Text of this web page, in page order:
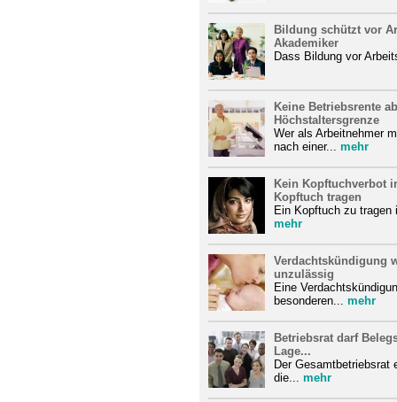
Bildung schützt vor
Akademiker
Dass Bildung vor
Keine Betriebsrente
Höchstaltersgrenze
Wer als Arbeitnehmer
nach einer... mehr
Kein Kopftuchverbot
Kopftuch tragen
Ein Kopftuch zu
mehr
Verdachtskündigung
unzulässig
Eine
besonderen... mehr
Betriebsrat darf
Lage...
Der Gesamtbetriebsrat
die... mehr